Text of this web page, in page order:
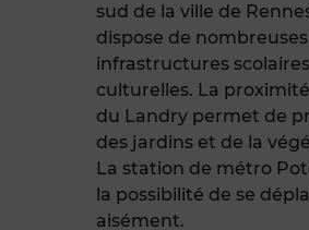
sud de la ville de
dispose de nombreuses
infrastructures
culturelles. La
du Landry permet de
des jardins et de la
La station de métro
la possibilité de se
aisément.